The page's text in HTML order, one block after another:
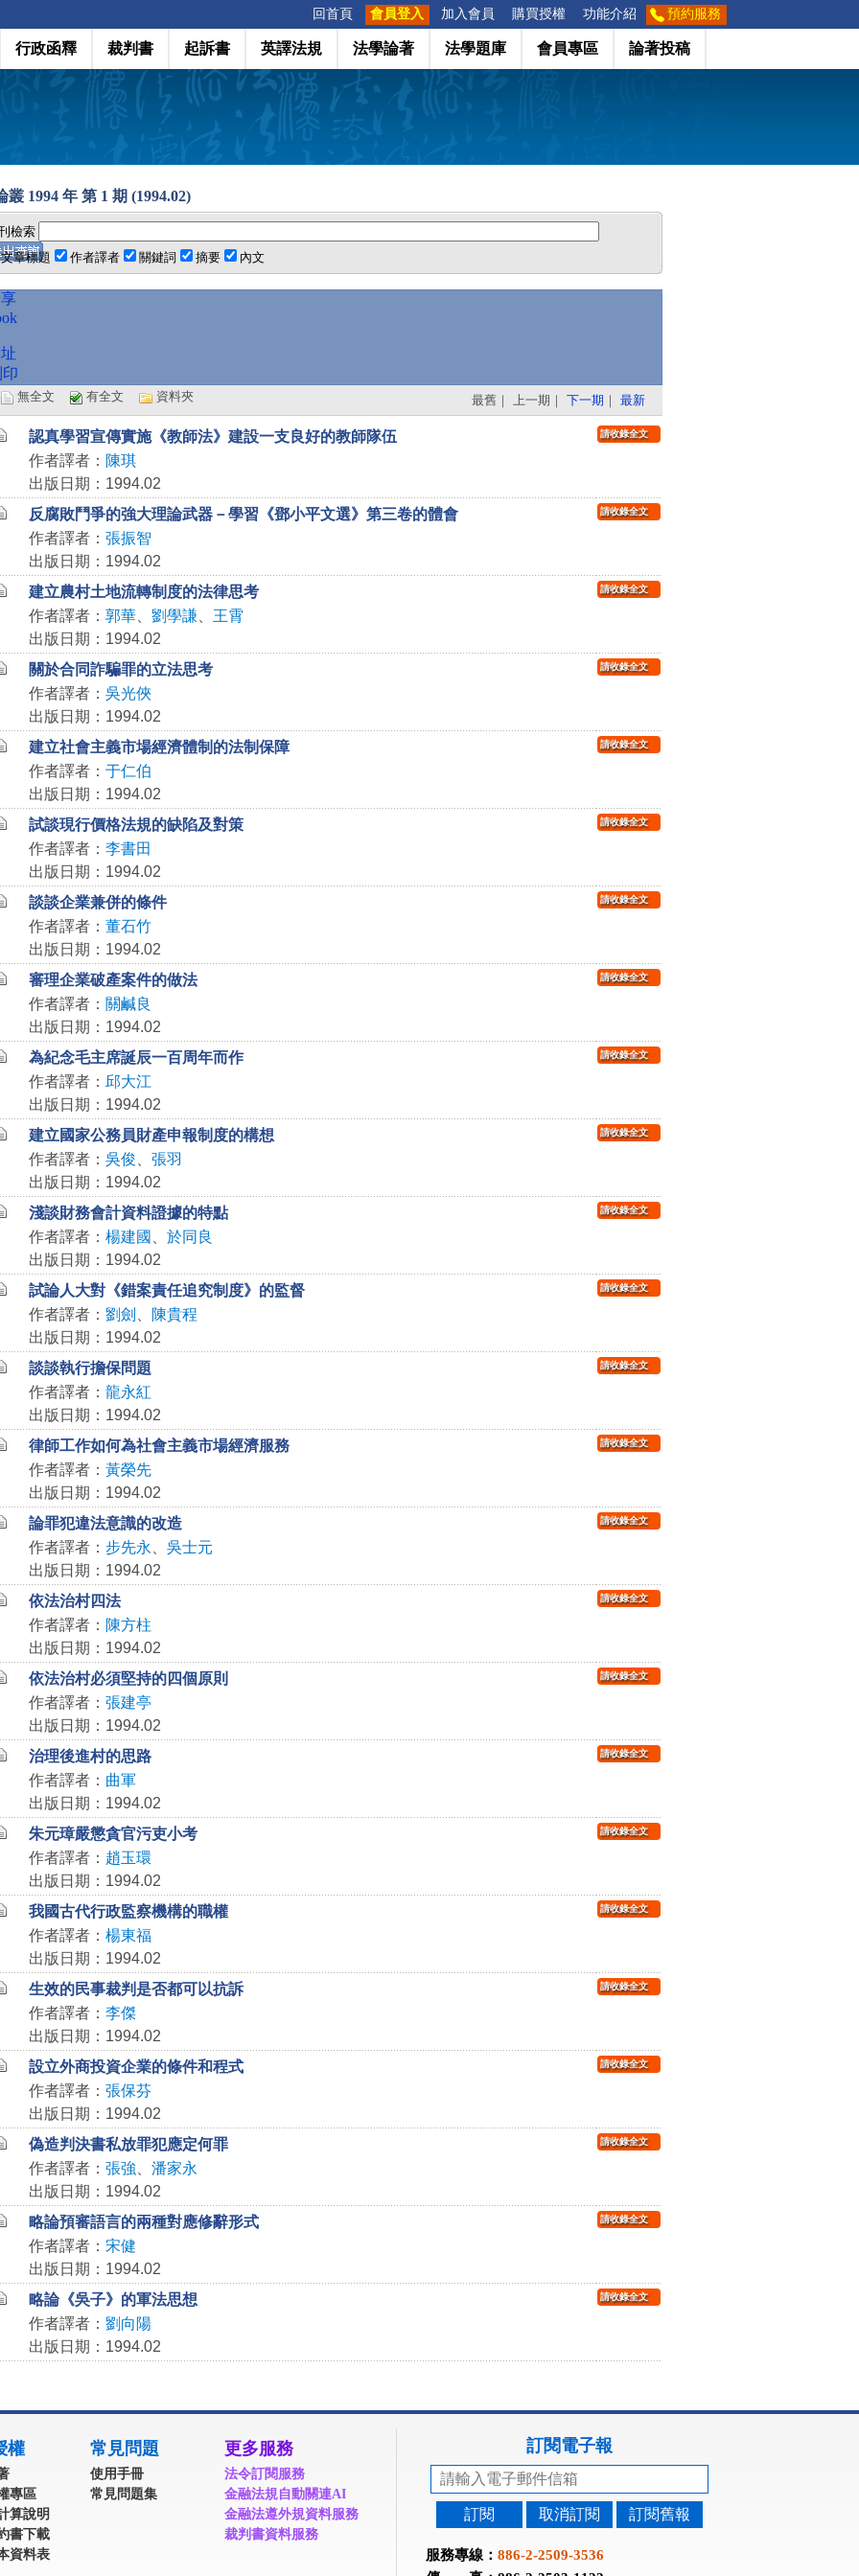
回首頁 會員登入 加入會員 購買授權 功能介紹 預約服務
行政函釋 裁判書 起訴書 英譯法規 法學論著 法學題庫 會員專區 論著投稿
叢 1994 年 第 1 期 (1994.02)
檢索
文章標題
作者譯者 關鍵詞 摘要 內文
無全文 有全文 資料夾 最舊 ｜ 上一期 ｜ 下一期 ｜ 最新
認真學習宣傳實施《教師法》建設一支良好的教師隊伍
作者譯者： 陳琪
出版日期：1994.02
請收錄全文
反腐敗鬥爭的強大理論武器－學習《鄧小平文選》第三卷的體會
作者譯者： 張振智
出版日期：1994.02
請收錄全文
建立農村土地流轉制度的法律思考
作者譯者： 郭華、 劉學謙、 王霄
出版日期：1994.02
請收錄全文
關於合同詐騙罪的立法思考
作者譯者： 吳光俠
出版日期：1994.02
請收錄全文
建立社會主義市場經濟體制的法制保障
作者譯者： 于仁伯
出版日期：1994.02
請收錄全文
試談現行價格法規的缺陷及對策
作者譯者： 李書田
出版日期：1994.02
請收錄全文
談談企業兼併的條件
作者譯者： 董石竹
出版日期：1994.02
請收錄全文
審理企業破產案件的做法
作者譯者： 關鹹良
出版日期：1994.02
請收錄全文
為紀念毛主席誕辰一百周年而作
作者譯者： 邱大江
出版日期：1994.02
請收錄全文
建立國家公務員財產申報制度的構想
作者譯者： 吳俊
張羽
出版日期：1994.02
請收錄全文
淺談財務會計資料證據的特點
作者譯者： 楊建國
於同良
出版日期：1994.02
請收錄全文
試論人大對《錯案責任追究制度》的監督
作者譯者： 劉劍
陳貴程
出版日期：1994.02
請收錄全文
談談執行擔保問題
作者譯者： 龍永紅
出版日期：1994.02
請收錄全文
律師工作如何為社會主義市場經濟服務
作者譯者： 黃榮先
出版日期：1994.02
請收錄全文
論罪犯違法意識的改造
作者譯者： 步先永
吳士元
出版日期：1994.02
請收錄全文
依法治村四法
作者譯者： 陳方柱
出版日期：1994.02
請收錄全文
依法治村必須堅持的四個原則
作者譯者： 張建亭
出版日期：1994.02
請收錄全文
治理後進村的思路
作者譯者： 曲軍
出版日期：1994.02
請收錄全文
朱元璋嚴懲貪官污吏小考
作者譯者： 趙玉環
出版日期：1994.02
請收錄全文
我國古代行政監察機構的職權
作者譯者： 楊東福
出版日期：1994.02
請收錄全文
生效的民事裁判是否都可以抗訴
作者譯者： 李傑
出版日期：1994.02
請收錄全文
設立外商投資企業的條件和程式
作者譯者： 張保芬
出版日期：1994.02
請收錄全文
偽造判決書私放罪犯應定何罪
作者譯者： 張強
潘家永
出版日期：1994.02
請收錄全文
略論預審語言的兩種對應修辭形式
作者譯者： 宋健
出版日期：1994.02
請收錄全文
略論《吳子》的軍法思想
作者譯者： 劉向陽
出版日期：1994.02
請收錄全文
權
專區
算說明
書下載
資料表
常見問題
使用手冊
常見問題集
更多服務
法令訂閱服務
金融法規自動關連AI
金融法遵外規資料服務
裁判書資料服務
訂閱電子報
訂閱 取消訂閱 訂閱舊報
服務專線： 886-2-2509-3536